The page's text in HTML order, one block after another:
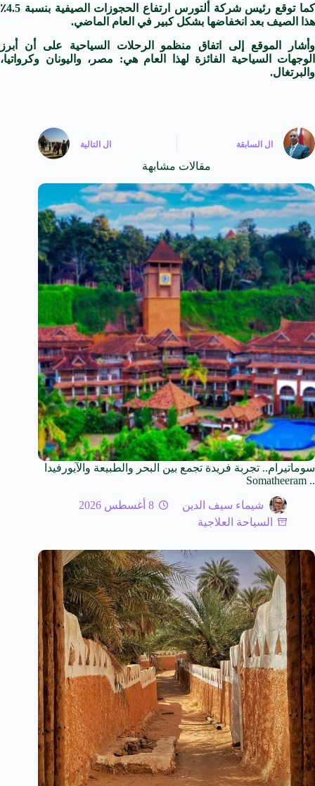
كما توقع رئيس شركة ألتورس ارتفاع الحجوزات الصيفية بنسبة 4.5٪
هذا الصيف بعد انخفاضها بشكل كبير في العام الماضي.
وأشار الموقع إلى اتفاق منظمو الرحلات السياحية على أن أبرز
الوجهات السياحية الفائزة لهذا العام هي: مصر، واليونان وكرواتيا،
والبرتغال.
ال السابقة ال التالية
مقالات مشابهة
سوماتيرام.. تجربة فريدة تجمع بين البحر والطبيعة والآيورفيدا
.. Somatheeram
شيماء سيف الدين
8 أغسطس 2026
السياحة العلاجية